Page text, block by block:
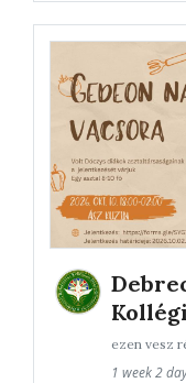
ezen vesz
1 week 2